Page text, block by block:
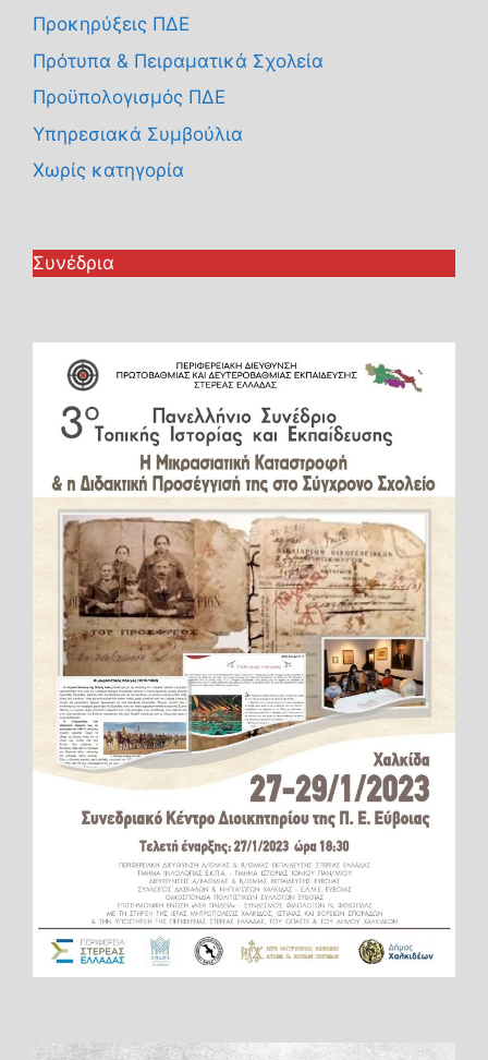
Προκηρύξεις ΠΔΕ
Πρότυπα & Πειραματικά Σχολεία
Προϋπολογισμός ΠΔΕ
Υπηρεσιακά Συμβούλια
Χωρίς κατηγορία
Συνέδρια